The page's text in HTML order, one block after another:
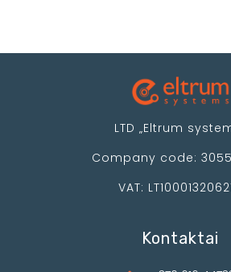
LTD „Eltrum
Company code:
VAT:
Kontaktai